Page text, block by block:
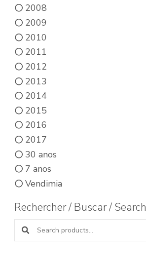
2008
2009
2010
2011
2012
2013
2014
2015
2016
2017
30 anos
7 anos
Vendimia
Rechercher / Buscar / Search
Buscar productos: